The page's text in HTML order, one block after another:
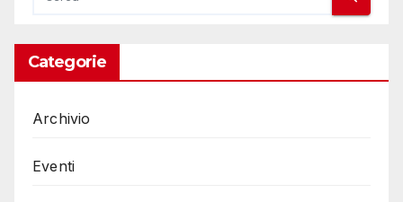
Categorie
Archivio
Eventi